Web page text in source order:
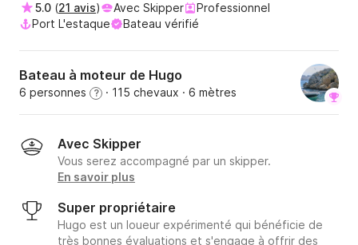
5.0 (21 avis) Avec Skipper
Professionnel
Port L'estaque
Bateau vérifié
Bateau à moteur de Hugo
6 personnes ? · 115 chevaux · 6 mètres
Avec Skipper
Vous serez accompagné par un skipper.
En savoir plus
Super propriétaire
Hugo est un loueur expérimenté qui bénéficie de
très bonnes évaluations et s'engage à offrir des